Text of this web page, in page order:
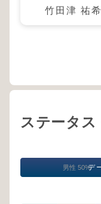
竹田津 祐希
ステータス
デ
男性 50%